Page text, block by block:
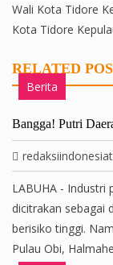
Wali Kota Tidore
Kota Tidore
RELATED
Berita
Bangga! Putri
LABUHA - Industri
dicitrakan sebagai
berisiko tinggi.
Pulau Obi,